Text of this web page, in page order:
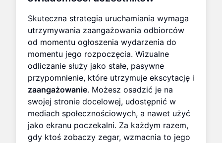
Skuteczna strategia uruchamiania wymaga
utrzymywania zaangażowania odbiorców
od momentu ogłoszenia wydarzenia do
momentu jego rozpoczęcia. Wizualne
odliczanie służy jako stałe, pasywne
przypomnienie, które utrzymuje ekscytację i
zaangażowanie. Możesz osadzić je na
swojej stronie docelowej, udostępnić w
mediach społecznościowych, a nawet użyć
jako ekranu poczekalni. Za każdym razem,
gdy ktoś zobaczy zegar, wzmacnia to jego